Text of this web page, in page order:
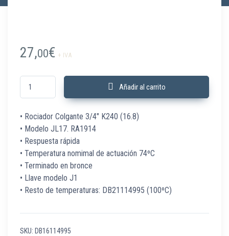
27,00€ + IVA
DB16114995 Rociador Colgante JL17 QR DN20 K240 74º bronce
Añadir al carrito
• Rociador Colgante 3/4″ K240 (16.8)
• Modelo JL17. RA1914
• Respuesta rápida
• Temperatura nomimal de actuación 74ºC
• Terminado en bronce
• Llave modelo J1
• Resto de temperaturas: DB21114995 (100ºC)
SKU: DB16114995